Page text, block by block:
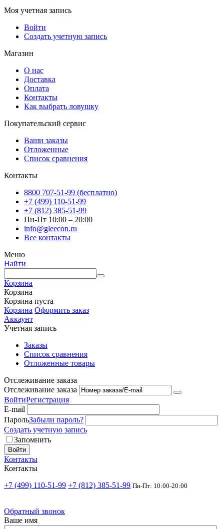
Моя учетная запись
Войти
Создать учетную запись
Магазин
О нас
Доставка
Оплата
Контакты
Как выбрать ловушку
Покупательский сервис
Ваши заказы
Отложенные
Список сравнения
Контакты
8800 707-51-99 (бесплатно)
+7 (499) 110-51-99
+7 (812) 385-51-99
Пн-Пт 10:00 – 20:00
info@gleecon.ru
Все контакты
Меню
Найти
Корзина
Корзина
Корзина пуста
Корзина Оформить заказ
Аккаунт
Учетная запись
Заказы
Список сравнения
Отложенные товары
Отслеживание заказа
Отслеживание заказа
ВойтиРегистрация
E-mail
ПарольЗабыли пароль?
Создать учетную запись
Запомнить
Войти
Контакты
Контакты
+7 (499) 110-51-99 +7 (812) 385-51-99 Пн-Пт: 10:00-20:00
Обратный звонок
Ваше имя